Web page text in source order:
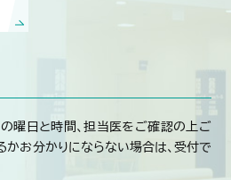
曜日と時間、担当医をご確認の上ご
かお分かりにならない場合は、受付で